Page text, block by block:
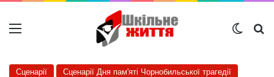
Меню
Сценарії Сценарії Дня пам'яті Чорнобильської трагедії